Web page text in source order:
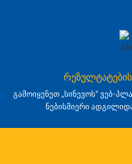
გამოიყენეთ „სინევოს“ ვებ-
ნებისმიერი